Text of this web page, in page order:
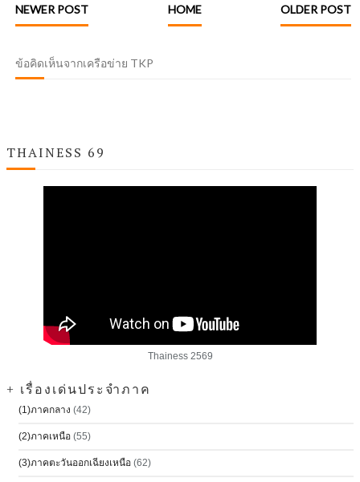
NEWER POST OLDER POST
HOME
ข้อคิดเห็นจากเครือข่าย TKP
THAINESS 69
Thainess 2569
+ เรื่องเด่นประจำภาค
(1)ภาคกลาง (42)
(2)ภาคเหนือ (55)
(3)ภาคตะวันออกเฉียงเหนือ (62)